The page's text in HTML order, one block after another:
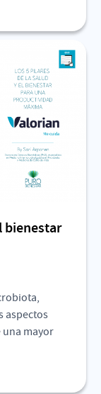
bienestar
aspectos
mayor